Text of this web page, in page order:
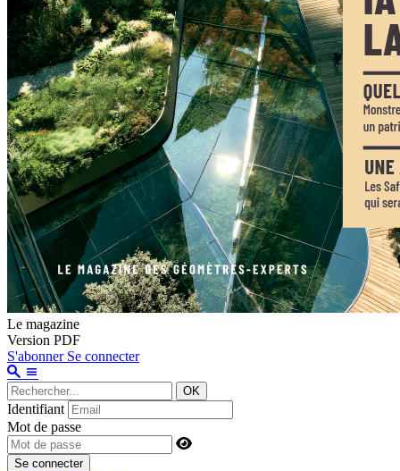
Le magazine
Version PDF
S'abonner Se connecter
OK
Identifiant
Mot de passe
Se connecter